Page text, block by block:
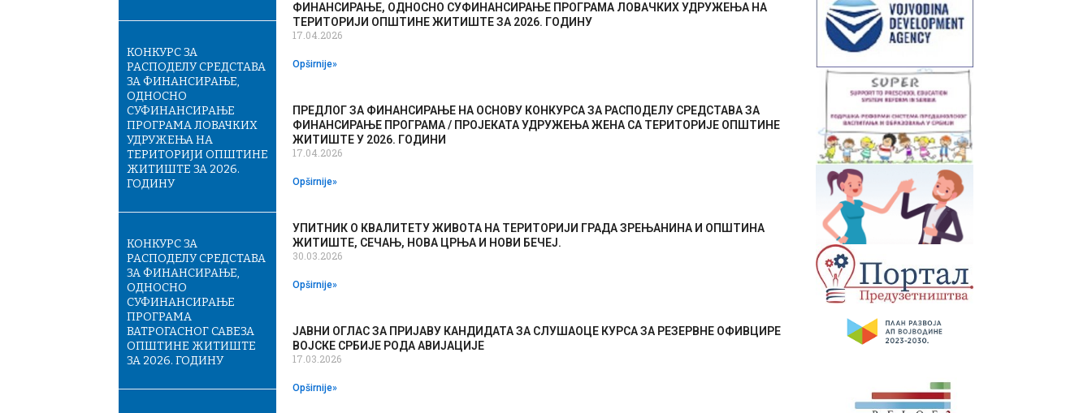
КОНКУРС ЗА
РАСПОДЕЛУ СРЕДСТАВА
ЗА ФИНАНСИРАЊЕ,
ОДНОСНО
СУФИНАНСИРАЊЕ
ПРОГРАМА ЛОВАЧКИХ
УДРУЖЕЊА НА
ТЕРИТОРИЈИ ОПШТИНЕ
ЖИТИШТЕ ЗА 2026.
ГОДИНУ
КОНКУРС ЗА
РАСПОДЕЛУ СРЕДСТАВА
ЗА ФИНАНСИРАЊЕ,
ОДНОСНО
СУФИНАНСИРАЊЕ
ПРОГРАМА
ВАТРОГАСНОГ САВЕЗА
ОПШТИНЕ ЖИТИШТЕ
ЗА 2026. ГОДИНУ
ФИНАНСИРАЊЕ, ОДНОСНО СУФИНАНСИРАЊЕ ПРОГРАМА ЛОВАЧКИХ УДРУЖЕЊА НА
ТЕРИТОРИЈИ ОПШТИНЕ ЖИТИШТЕ ЗА 2026. ГОДИНУ
17.04.2026
Opširnije»
ПРЕДЛОГ ЗА ФИНАНСИРАЊЕ НА ОСНОВУ КОНКУРСА ЗА РАСПОДЕЛУ СРЕДСТАВА ЗА
ФИНАНСИРАЊЕ ПРОГРАМА / ПРОЈЕКАТА УДРУЖЕЊА ЖЕНА СА ТЕРИТОРИЈЕ ОПШТИНЕ
ЖИТИШТЕ У 2026. ГОДИНИ
17.04.2026
Opširnije»
УПИТНИК О КВАЛИТЕТУ ЖИВОТА НА ТЕРИТОРИЈИ ГРАДА ЗРЕЊАНИНА И ОПШТИНА
ЖИТИШТЕ, СЕЧАЊ, НОВА ЦРЊА И НОВИ БЕЧЕЈ.
30.03.2026
Opširnije»
ЈАВНИ ОГЛАС ЗА ПРИЈАВУ КАНДИДАТА ЗА СЛУШАОЦЕ КУРСА ЗА РЕЗЕРВНЕ ОФИВЦИРЕ
ВОЈСКЕ СРБИЈЕ РОДА АВИЈАЦИЈЕ
17.03.2026
Opširnije»